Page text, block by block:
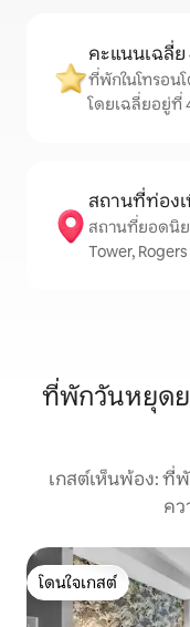
คะแนนเฉลี่ย
ที่พักในโทรอน
โดยเฉลี่ยอยู่ที่
สถานที่ท่องเ
สถานที่ยอดนิย
Tower,
ที่พักวันหยุดย
เกสต์เห็นพ้อง: ที่
ค
โดนใจเกสต์
โดนใจเกสต์